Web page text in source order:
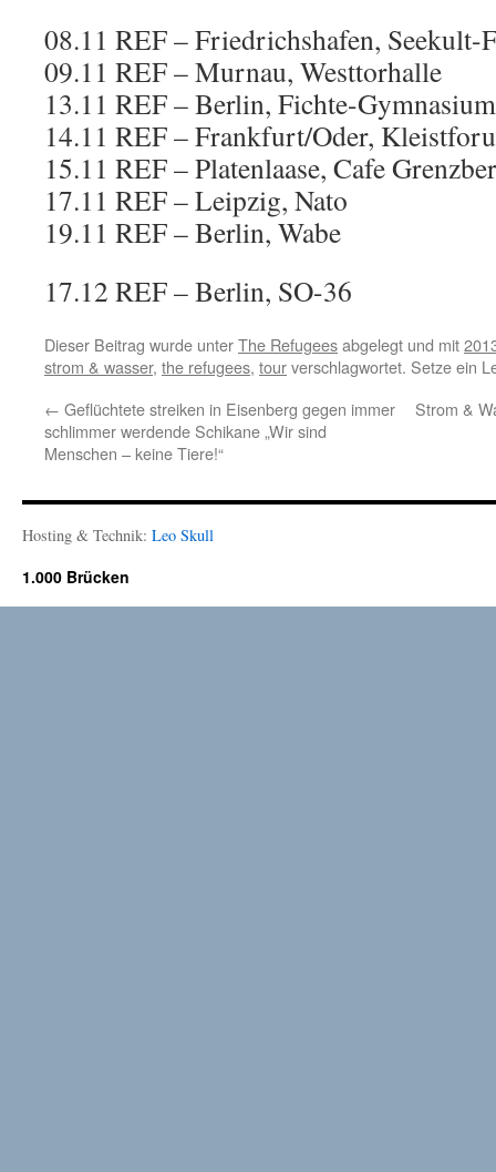
08.11 REF – Friedrichshafen, Seekult-
09.11 REF – Murnau, Westtorhalle
13.11 REF – Berlin, Fichte-Gymnasium
14.11 REF – Frankfurt/Oder,
15.11 REF – Platenlaase, Cafe
17.11 REF – Leipzig, Nato
19.11 REF – Berlin, Wabe
17.12 REF – Berlin, SO-36
Dieser Beitrag wurde unterThe Refugeesabgelegt und mit
strom & wasser, the refugees, tourverschlagwortet. Setze ein
← Geflüchtete streiken in Eisenberg gegen immer
schlimmer werdende Schikane „Wir sind
Menschen – keine Tiere!“
Strom &
Hosting & Technik: Leo Skull
1.000 Brücken